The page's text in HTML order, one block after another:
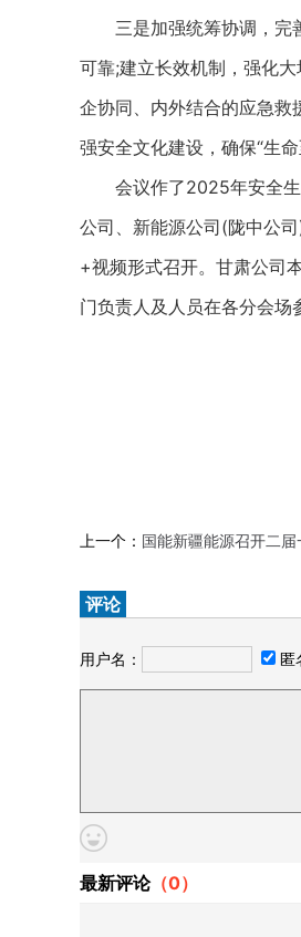
三是加强统筹协调，完善
可靠;建立长效机制，强化
企协同、内外结合的应急救
强安全文化建设，确保“生
会议作了2025年安全生
公司、新能源公司(陇中公
+视频形式召开。甘肃公司
门负责人及人员在各分会场
上一个： 国能新疆能源召开二届一次职
评论
用户名： 匿
最新评论（0）